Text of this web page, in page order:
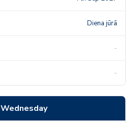
Diena jūrā
-
-
Wednesday